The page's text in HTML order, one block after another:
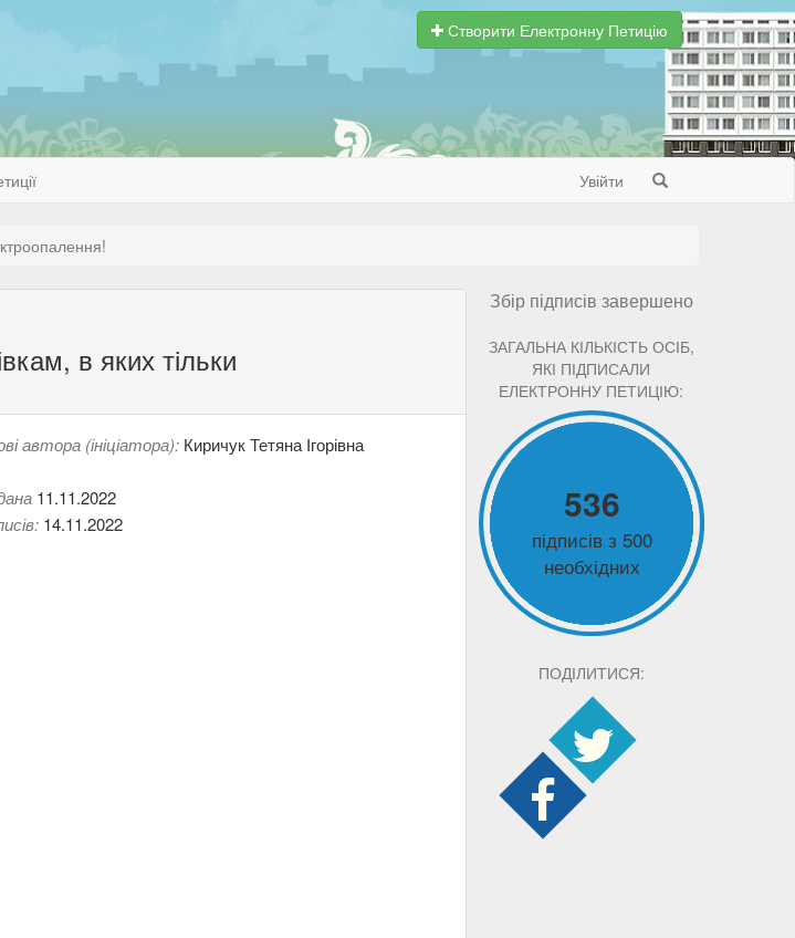
Створити Електронну Петицію
Увійти
в яких тільки
автора (ініціатора): Киричук Тетяна Ігорівна
11.11.2022
14.11.2022
Збір підписів завершено
ЗАГАЛЬНА КІЛЬКІСТЬ ОСІБ,
ЯКІ ПІДПИСАЛИ
ЕЛЕКТРОННУ ПЕТИЦІЮ:
536
підписів з 500
необхідних
ПОДІЛИТИСЯ: